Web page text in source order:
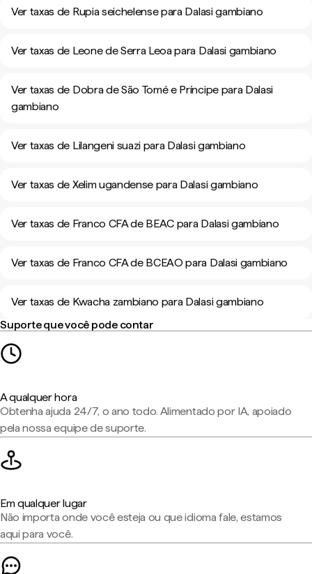
Ver taxas de Rupia seichelense para Dalasi gambiano
Ver taxas de Leone de Serra Leoa para Dalasi gambiano
Ver taxas de Dobra de São Tomé e Príncipe para Dalasi
gambiano
Ver taxas de Lilangeni suazi para Dalasi gambiano
Ver taxas de Xelim ugandense para Dalasi gambiano
Ver taxas de Franco CFA de BEAC para Dalasi gambiano
Ver taxas de Franco CFA de BCEAO para Dalasi gambiano
Ver taxas de Kwacha zambiano para Dalasi gambiano
Suporte que você pode contar
A qualquer hora
Obtenha ajuda 24/7, o ano todo. Alimentado por IA, apoiado
pela nossa equipe de suporte.
Em qualquer lugar
Não importa onde você esteja ou que idioma fale, estamos
aqui para você.